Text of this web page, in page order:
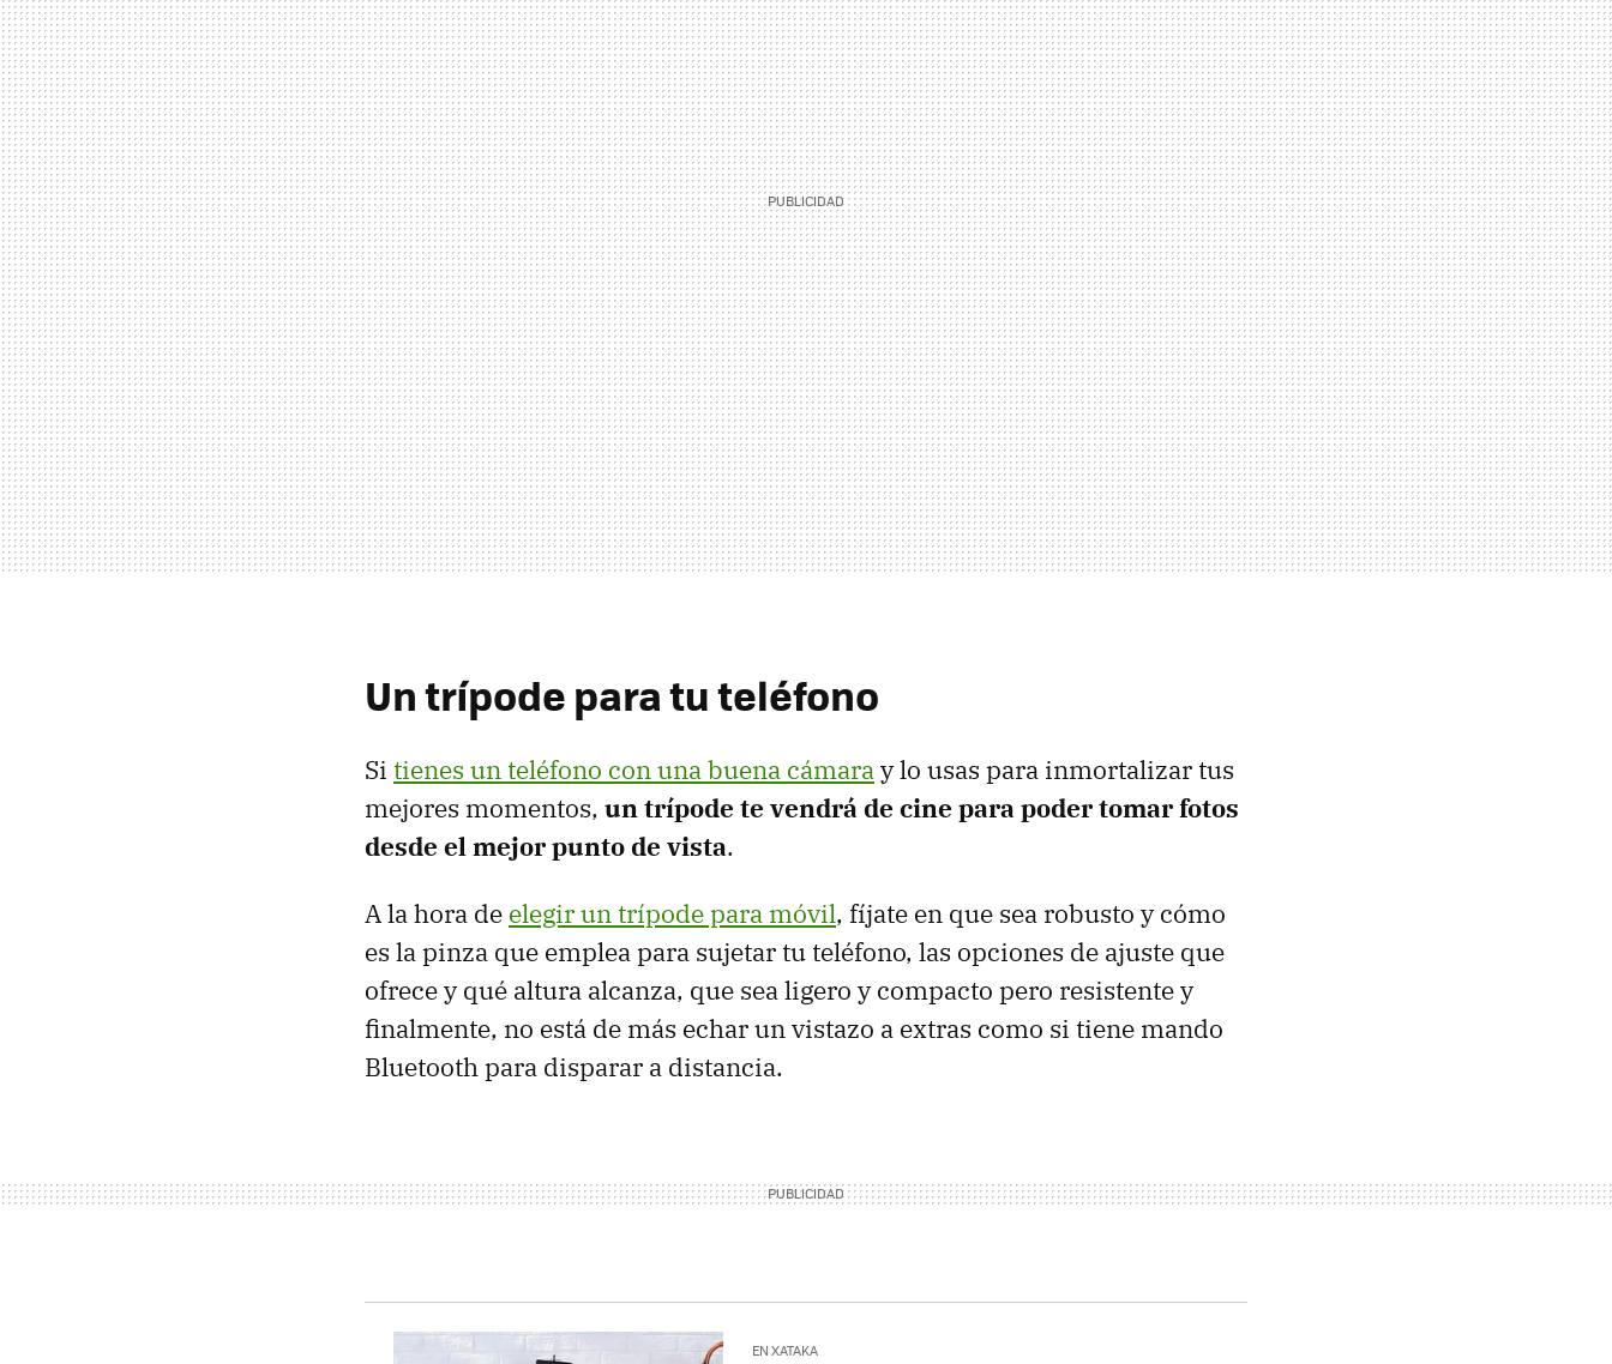
Un trípode para tu teléfono
Si tienes un teléfono con una buena cámaray lo usas para inmortalizar tus
mejores momentos, un trípode te vendrá de cine para poder tomar fotos
desde el mejor punto de vista.
A la hora de elegir un trípode para móvil, fíjate en que sea robusto y cómo
es la pinza que emplea para sujetar tu teléfono, las opciones de ajuste que
ofrece y qué altura alcanza, que sea ligero y compacto pero resistente y
finalmente, no está de más echar un vistazo a extras como si tiene mando
Bluetooth para disparar a distancia.
EN XATAKA